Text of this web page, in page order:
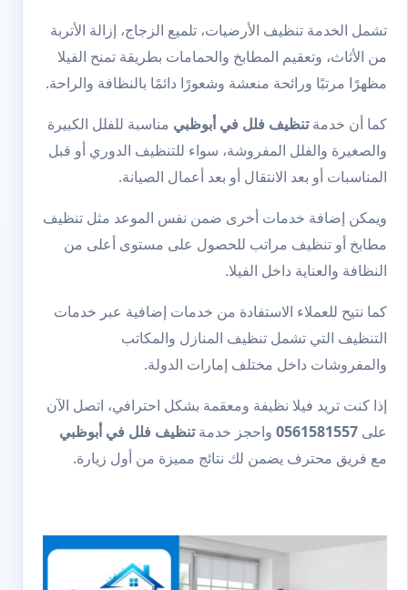
تشمل الخدمة تنظيف الأرضيات، تلميع الزجاج، إزالة الأتربة
من الأثاث، وتعقيم المطابخ والحمامات بطريقة تمنح الفيلا
مظهرًا مرتبًا ورائحة منعشة وشعورًا دائمًا بالنظافة والراحة.
كما أن خدمةتنظيف فلل في أبوظبي مناسبة للفلل الكبيرة
والصغيرة والفلل المفروشة، سواء للتنظيف الدوري أو قبل
المناسبات أو بعد الانتقال أو بعد أعمال الصيانة.
ويمكن إضافة خدمات أخرى ضمن نفس الموعد مثل تنظيف
مطابخ أو تنظيف مراتب للحصول على مستوى أعلى من
النظافة والعناية داخل الفيلا.
كما نتيح للعملاء الاستفادة من خدمات إضافية عبر خدمات
التنظيف التي تشمل تنظيف المنازل والمكاتب
والمفروشات داخل مختلف إمارات الدولة.
إذا كنت تريد فيلا نظيفة ومعقمة بشكل احترافي، اتصل الآن
على 0561581557 واحجز خدمةتنظيف فلل في أبوظبي
مع فريق محترف يضمن لك نتائج مميزة من أول زيارة.